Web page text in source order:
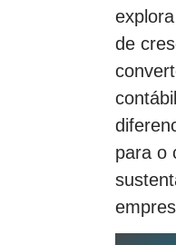
de
para o